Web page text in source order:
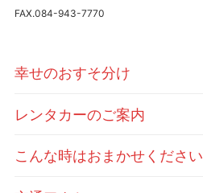
FAX.084-943-7770
幸せのおすそ分け
レンタカーのご案内
こんな時はおまかせください